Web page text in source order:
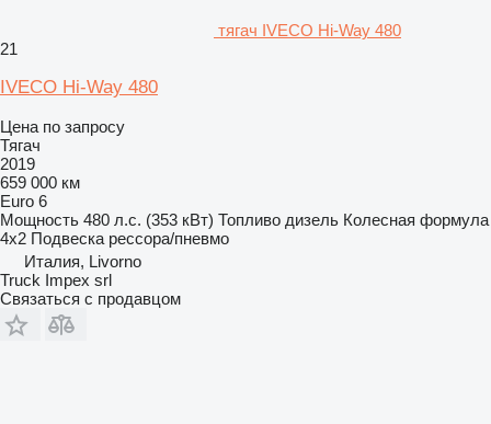
тягач IVECO Hi-Way 480
21
IVECO Hi-Way 480
Цена по запросу
Тягач
2019
659 000 км
Euro 6
Мощность 480 л.с. (353 кВт) Топливо дизель Колесная формула
4x2 Подвеска рессора/пневмо
Италия, Livorno
Truck Impex srl
Связаться с продавцом